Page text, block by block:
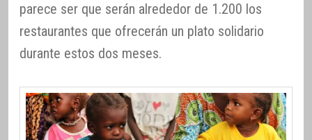
parece ser que serán alrededor de 1.200 los
restaurantes que ofrecerán un plato solidario
durante estos dos meses.